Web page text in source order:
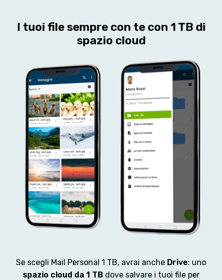
I tuoi file sempre con te con 1 TB di
spazio cloud
Se scegli Mail Personal 1 TB, avrai anche Drive: uno
spazio cloud da 1 TB dove salvare i tuoi file per